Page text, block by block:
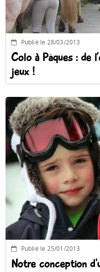
Publié le 28/03/2013
Colo à Pâques : de
jeux !
Publié le 25/01/2013
Notre conception